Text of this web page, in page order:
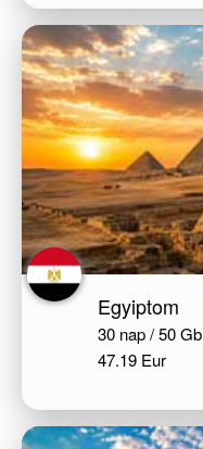
Egyiptom
30 nap / 50 Gb
47.19 Eur